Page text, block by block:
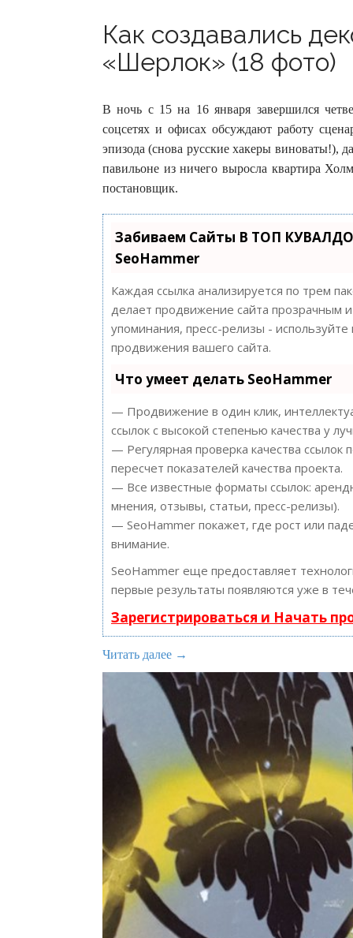
Как создавались
«Шерлок» (18 фото)
В ночь с 15 на 16 января завершился
соцсетях и офисах обсуждают работу
эпизода (снова русские хакеры виноваты!),
павильоне из ничего выросла квартира
постановщик.
Забиваем Сайты В ТОП
SeoHammer
Каждая ссылка анализируется по трем
делает продвижение сайта прозрачным
упоминания, пресс-релизы -
продвижения вашего сайта.
Что умеет делать SeoHammer
— Продвижение в один клик,
ссылок с высокой степенью качества у
— Регулярная проверка качества
пересчет показателей качества проекта.
— Все известные форматы ссылок:
мнения, отзывы, статьи, пресс-релизы).
— SeoHammer покажет, где рост или
внимание.
SeoHammer еще предоставляет
первые результаты появляются уже в
Зарегистрироваться и Начать
Читать далее →